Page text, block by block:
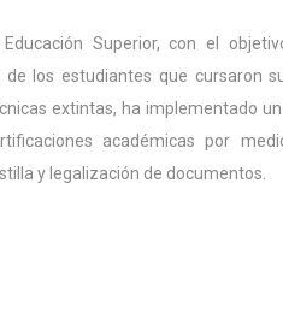
Educación Superior, con el
de los estudiantes que cursaron
extintas, ha implementado
académicas por
y legalización de documentos.